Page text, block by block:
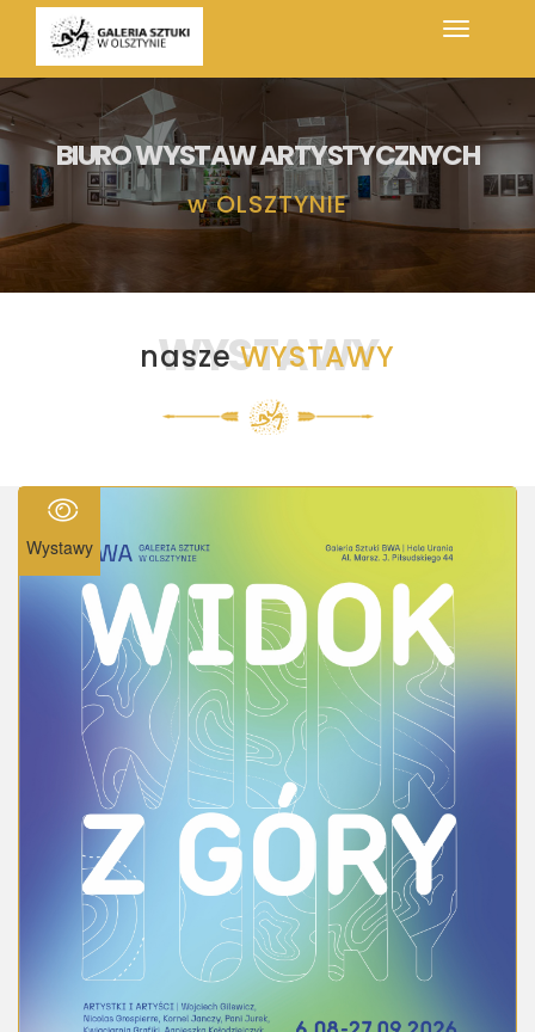
BIURO WYSTAW ARTYSTYCZNYCH
w OLSZTYNIE
WYSTAWY
naszeWYSTAWY
Wystawy